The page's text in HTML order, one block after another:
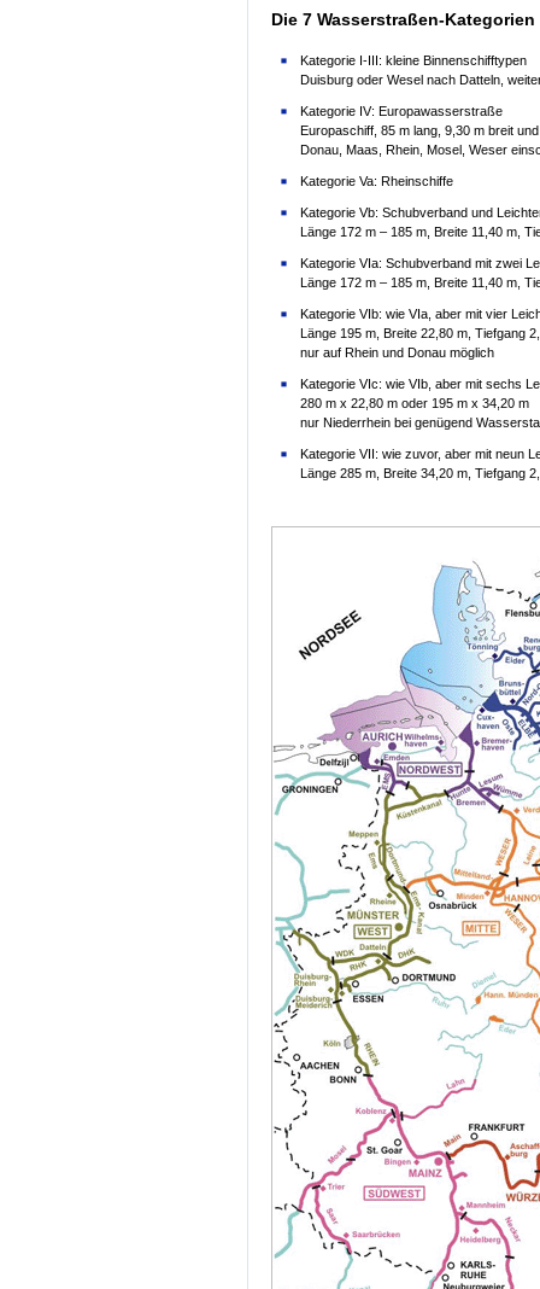
Die 7 Wasserstraßen-
Kategorie I-III: kleine Binnenschifftypen
Duisburg oder Wesel nach Datteln,
Kategorie IV: Europawasserstraße
Europaschiff, 85 m lang, 9,30 m breit
Donau, Maas, Rhein, Mosel, Weser
Kategorie Va: Rheinschiffe
Kategorie Vb: Schubverband und
Länge 172 m – 185 m, Breite 11,40 m,
Kategorie VIa: Schubverband mit zwei
Länge 172 m – 185 m, Breite 11,40 m,
Kategorie VIb: wie VIa, aber mit vier
Länge 195 m, Breite 22,80 m, Tiefgang
nur auf Rhein und Donau möglich
Kategorie VIc: wie VIb, aber mit sechs
280 m x 22,80 m oder 195 m x 34,20 m
nur Niederrhein bei genügend
Kategorie VII: wie zuvor, aber mit neun
Länge 285 m, Breite 34,20 m, Tiefgang